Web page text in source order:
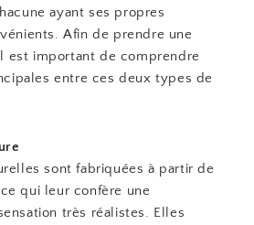
ayant ses propres
Afin de prendre une
est important de comprendre
entre ces deux types de
sont fabriquées à partir de
qui leur confère une
très réalistes. Elles